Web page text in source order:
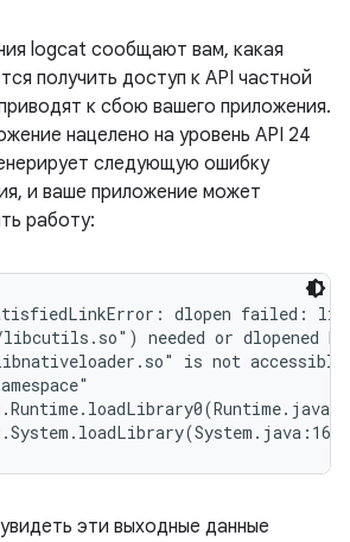
logcat сообщают вам, какая
получить доступ к API частной
к сбою вашего приложения.
нацелено на уровень API 24
следующую ошибку
и ваше приложение может
работу:
dlopen failed:
needed or dlopened by
is not accessible
эти выходные данные